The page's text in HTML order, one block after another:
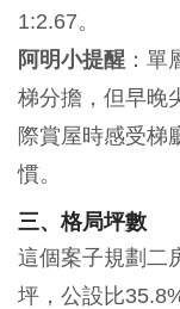
1:2.67。
阿明小提醒 ：
梯分擔，但早晚
際賞屋時感受梯
慣。
三、格局坪數
這個案子規劃二
坪，公設比35.8%